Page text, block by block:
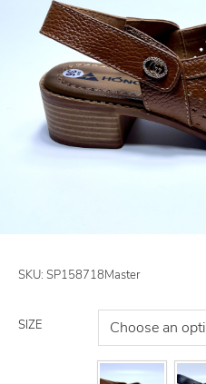
SKU: SP158718Master
SIZE